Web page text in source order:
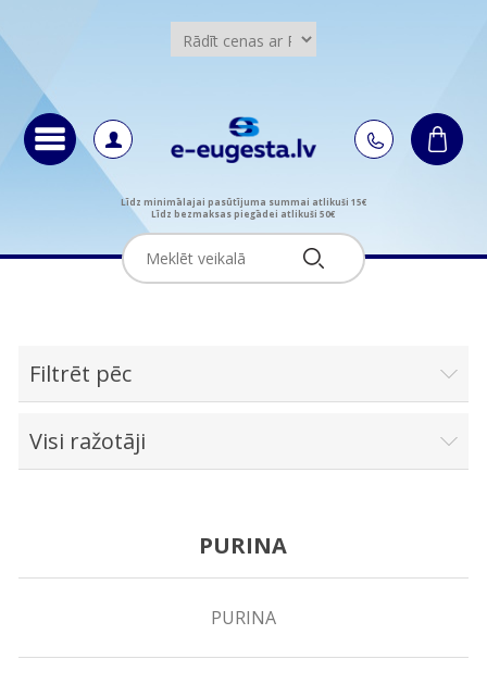
Līdz minimālajai pasūtījuma summai atlikuši 15€
Līdz bezmaksas piegādei atlikuši 50€
Filtrēt pēc
Visi ražotāji
PURINA
PURINA